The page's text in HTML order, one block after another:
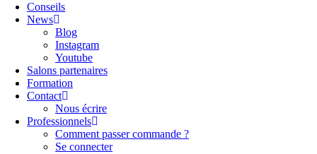
Conseils
News
Blog
Instagram
Youtube
Salons partenaires
Formation
Contact
Nous écrire
Professionnels
Comment passer commande ?
Se connecter